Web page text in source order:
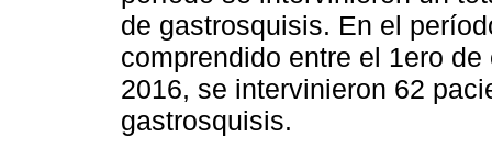
de gastrosquisis. En el
comprendido entre el 1ero
2016, se intervinieron 62
gastrosquisis.